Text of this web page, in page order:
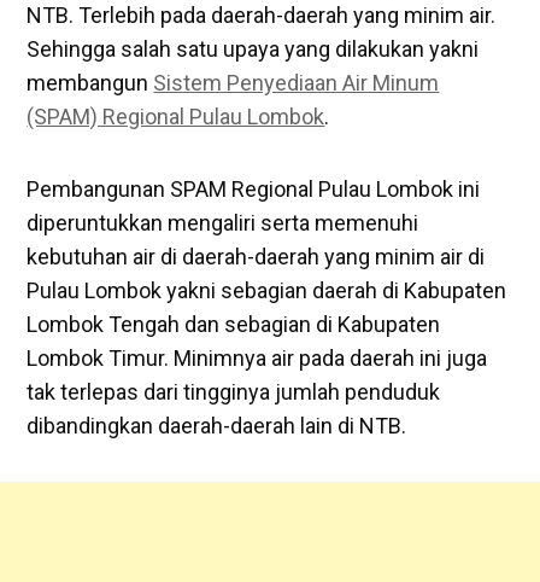
NTB. Terlebih pada daerah-daerah yang minim air.
Sehingga salah satu upaya yang dilakukan yakni
membangun Sistem Penyediaan Air Minum
(SPAM) Regional Pulau Lombok.
Pembangunan SPAM Regional Pulau Lombok ini
diperuntukkan mengaliri serta memenuhi
kebutuhan air di daerah-daerah yang minim air di
Pulau Lombok yakni sebagian daerah di Kabupaten
Lombok Tengah dan sebagian di Kabupaten
Lombok Timur. Minimnya air pada daerah ini juga
tak terlepas dari tingginya jumlah penduduk
dibandingkan daerah-daerah lain di NTB.